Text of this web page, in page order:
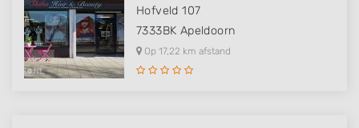
Hofveld 107
7333BK Apeldoorn
Op 17,22 km afstand